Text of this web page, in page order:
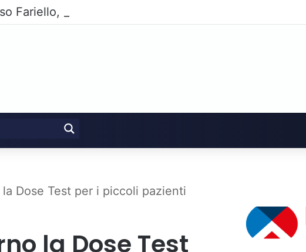
Fariello, l’opposizione compatta non partecipa al voto
Dose Test per i piccoli pazienti
la Dose Test